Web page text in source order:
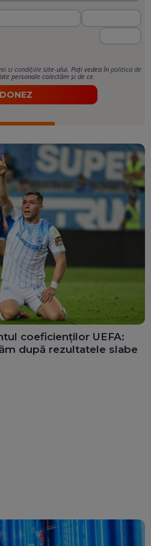
si condițiile site-ului. Poți vedea în politica de
personale colectăm și de ce.
DONEZ
coeficienților UEFA:
după rezultatele slabe